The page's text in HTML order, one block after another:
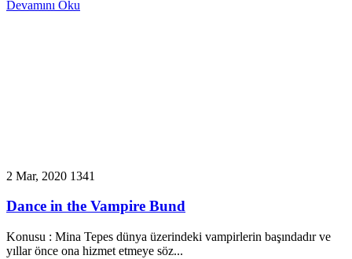
Devamını Oku
2 Mar, 2020 1341
Dance in the Vampire Bund
Konusu : Mina Tepes dünya üzerindeki vampirlerin başındadır ve
yıllar önce ona hizmet etmeye söz...